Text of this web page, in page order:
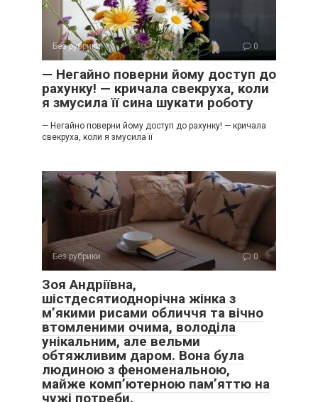
Без рубрики 0
— Негайно поверни йому доступ до
рахунку! — кричала свекруха, коли
я змусила її сина шукати роботу
— Негайно поверни йому доступ до рахунку! — кричала
свекруха, коли я змусила її
Без рубрики 0
Зоя Андріївна,
шістдесятиоднорічна жінка з
м’якими рисами обличчя та вічно
втомленими очима, володіла
унікальним, але вельми
обтяжливим даром. Вона була
людиною з феноменальною,
майже комп’ютерною пам’яттю на
чужі потреби.